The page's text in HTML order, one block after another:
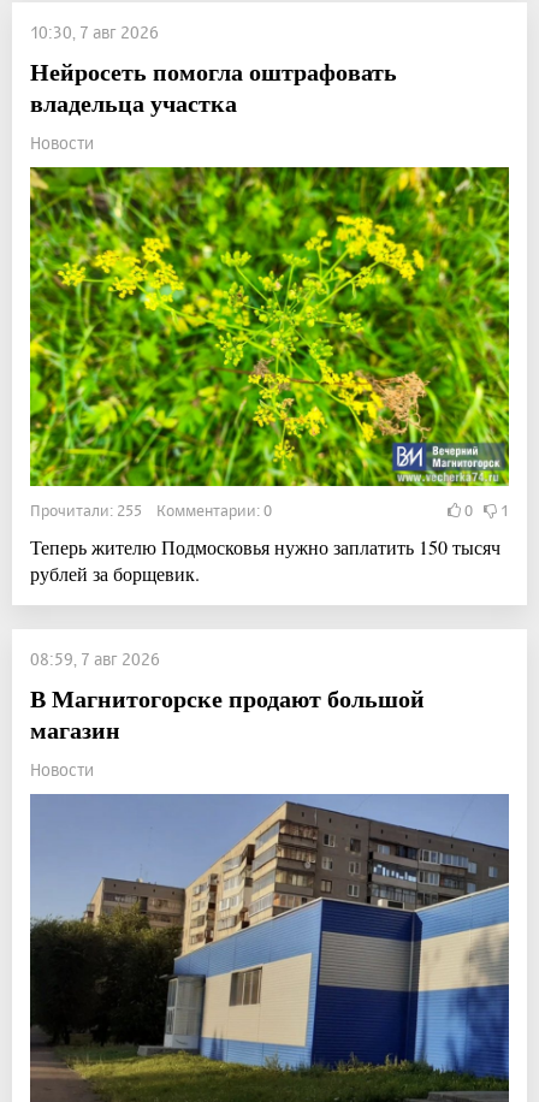
10:30, 7 авг 2026
Нейросеть помогла оштрафовать
владельца участка
Новости
Прочитали: 255 Комментарии: 0 0 1
Теперь жителю Подмосковья нужно заплатить 150 тысяч
рублей за борщевик.
08:59, 7 авг 2026
В Магнитогорске продают большой
магазин
Новости